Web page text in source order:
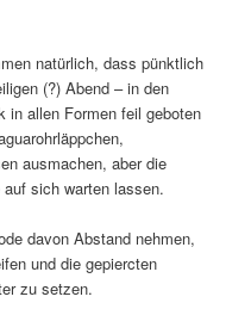
natürlich, dass pünktlich
(?) Abend – in den
allen Formen feil geboten
ausmachen, aber die
sich warten lassen.
davon Abstand nehmen,
und die gepiercten
zu setzen.